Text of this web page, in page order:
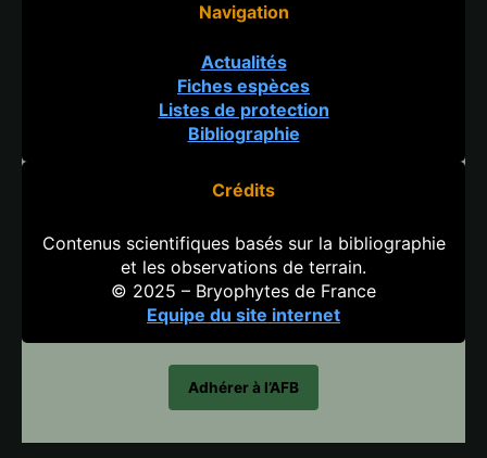
Navigation
Actualités
Fiches espèces
Listes de protection
Bibliographie
Crédits
Contenus scientifiques basés sur la bibliographie
et les observations de terrain.
© 2025 – Bryophytes de France
Equipe du site internet
Adhérer à l’AFB